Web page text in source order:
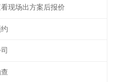
现场出方案后报价
查